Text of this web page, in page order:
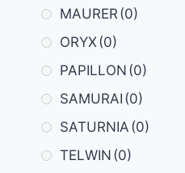
MAURER (0)
ORYX(0)
PAPILLON (0)
SAMURAI (0)
SATURNIA (0)
TELWIN (0)